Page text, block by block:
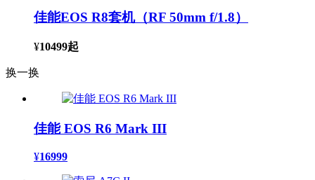
佳能EOS R8套机（RF 50mm f/1.8）
¥10499起
换一换
佳能 EOS R6 Mark III
¥16999